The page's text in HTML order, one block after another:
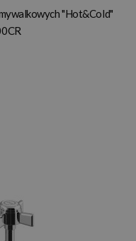
"Hot&Cold"